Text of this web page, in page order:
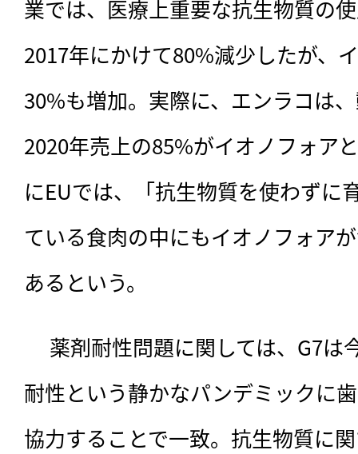
業では、医療上重要な抗生物質の
2017年にかけて80%減少したが、
30%も増加。実際に、エンラコは
2020年売上の85%がイオノフォア
にEUでは、「抗生物質を使わずに
ている食肉の中にもイオノフォア
あるという。
耐性という静かなパンデミックに
協力することで一致。抗生物質に